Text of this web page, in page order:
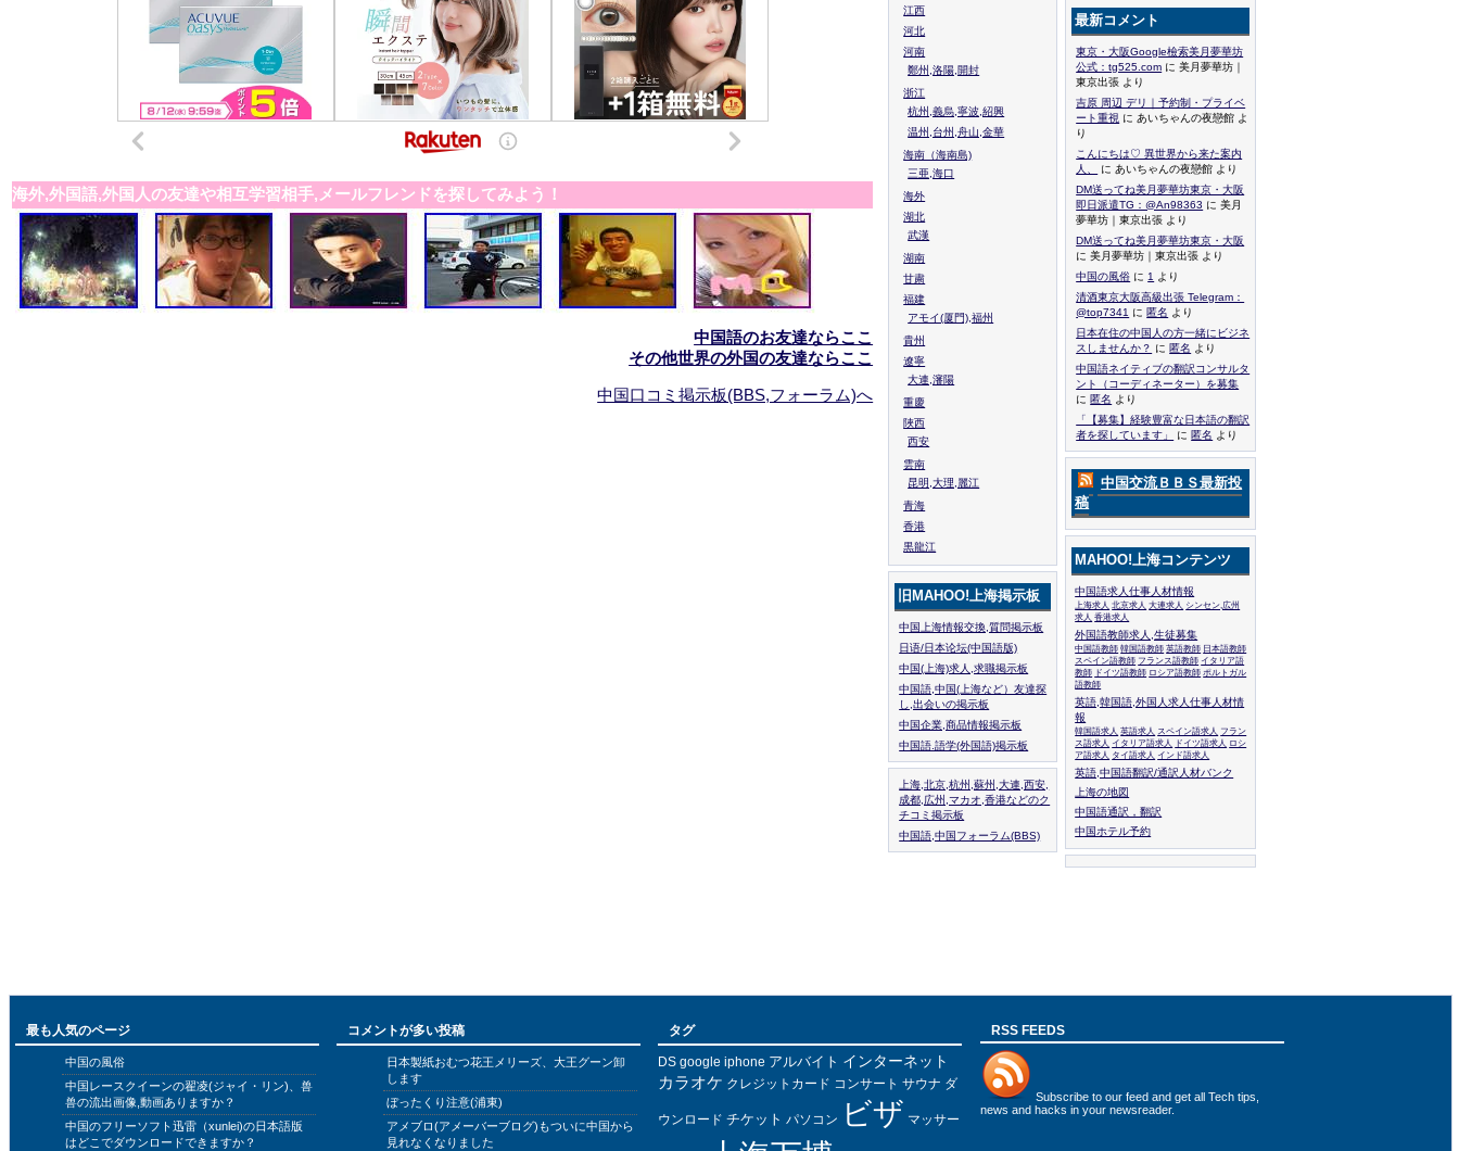
海外,外国語,外国人の友達や相互学習相手,メールフレンドを探してみよう！
中国語のお友達ならここ
その他世界の外国の友達ならここ
中国口コミ掲示板(BBS,フォーラム)へ
江西
河北
河南
鄭州,洛陽,開封
浙江
杭州,義烏,寧波,紹興
温州,台州,舟山,金華
海南（海南島)
三亜,海口
海外
湖北
武漢
湖南
甘粛
福建
アモイ(厦門),福州
貴州
遼寧
大連,瀋陽
重慶
陜西
西安
雲南
昆明,大理,麗江
青海
香港
黒龍江
旧MAHOO!上海掲示板
中国上海情報交換,質問掲示板
日语/日本论坛(中国語版)
中国(上海)求人,求職掲示板
中国語,中国(上海など）友達探
し,出会いの掲示板
中国企業,商品情報掲示板
中国語.語学(外国語)掲示板
上海,北京,杭州,蘇州,大連,西安,
成都,広州,マカオ,香港などのク
チコミ掲示板
中国語,中国フォーラム(BBS)
最新コメント
東京・大阪Google檢索美月夢華坊
公式：tg525.com に 美月夢華坊｜
東京出張 より
吉原 周辺 デリ｜予約制・プライベ
ート重視 に あいちゃんの夜戀館 よ
り
こんにちは♡ 異世界から来た案内
人、
に あいちゃんの夜戀館 より
DM送ってね美月夢華坊東京・大阪
即日派遣TG：@An98363 に 美月
夢華坊｜東京出張 より
DM送ってね美月夢華坊東京・大阪
に 美月夢華坊｜東京出張 より
中国の風俗 に 1
より
清酒東京大阪高級出張 Telegram：
@top7341 に 匿名 より
日本在住の中国人の方一緒にビジネ
スしませんか？ に 匿名 より
中国語ネイティブの翻訳コンサルタ
ント（コーディネーター）を募集
に 匿名 より
「【募集】経験豊富な日本語の翻訳
者を探しています」
に 匿名 より
中国交流ＢＢＳ最新投
稿
MAHOO!上海コンテンツ
中国語求人仕事人材情報
上海求人 北京求人 大連求人 シンセン,広州
求人 香港求人
外国語教師求人,生徒募集
中国語教師 韓国語教師 英語教師 日本語教師
スペイン語教師 フランス語教師 イタリア語
教師 ドイツ語教師 ロシア語教師 ポルトガル
語教師
英語,韓国語,外国人求人仕事人材情
報
韓国語求人 英語求人 スペイン語求人 フラン
ス語求人 イタリア語求人 ドイツ語求人 ロシ
ア語求人 タイ語求人 インド語求人
英語,中国語翻訳/通訳人材バンク
上海の地図
中国語通訳，翻訳
中国ホテル予約
最も人気のページ
中国の風俗
中国レースクイーンの翟凌(ジャイ・リン)、兽
兽の流出画像,動画ありますか？
中国のフリーソフト迅雷（xunlei)の日本語版
はどこでダウンロードできますか？
コメントが多い投稿
日本製紙おむつ花王メリーズ、大王グーン卸
します
ぼったくり注意(浦東)
アメブロ(アメーバーブログ)もついに中国から
見れなくなりました
タグ
DS google iphone アルバイト インターネット
カラオケ クレジットカード コンサート サウナ ダ
ウンロード チケット パソコン ビザ マッサー
RSS FEEDS
Subscribe to our feed and get all Tech tips,
news and hacks in your newsreader.